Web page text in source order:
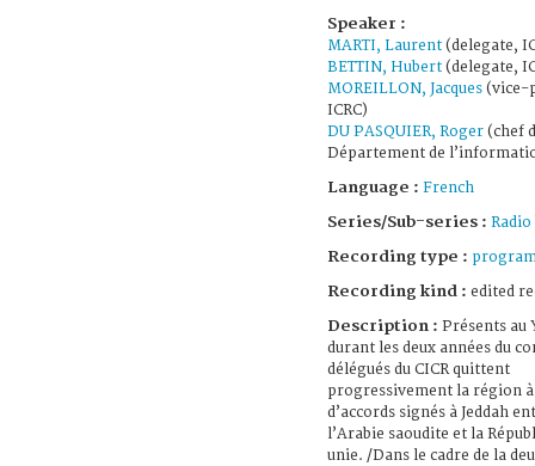
Speaker :
MARTI, Laurent(delegate,
BETTIN, Hubert(delegate,
MOREILLON, Jacques(vice-
ICRC)
DU PASQUIER, Roger(chef
Département de
Language : French
Series/Sub-series :
Recording type :
Recording kind : edited
Description : Présents au
durant les deux années du
délégués du CICR quittent
progressivement la région
d’accords signés à Jeddah
l’Arabie saoudite et la
unie. /Dans le cadre de la